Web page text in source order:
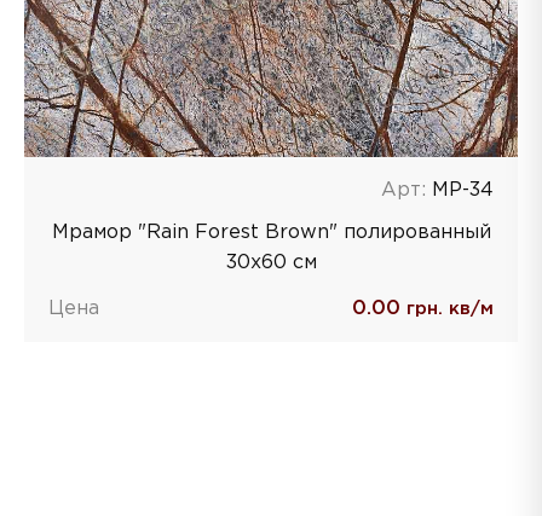
Арт: MP-34
Мрамор "Rain Forest Brown" полированный
30x60 см
Цена 0.00 грн. кв/м